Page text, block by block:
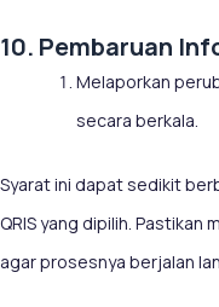
10. Pembaruan
Melaporkan
secara berkala.
Syarat ini dapat sedikit
QRIS yang dipilih.
agar prosesnya berjalan